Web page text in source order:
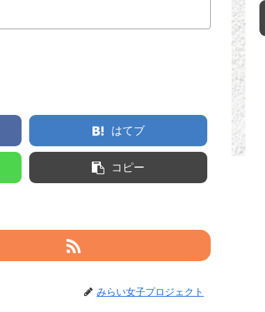
はてブ
コピー
みらい女子プロジェクト